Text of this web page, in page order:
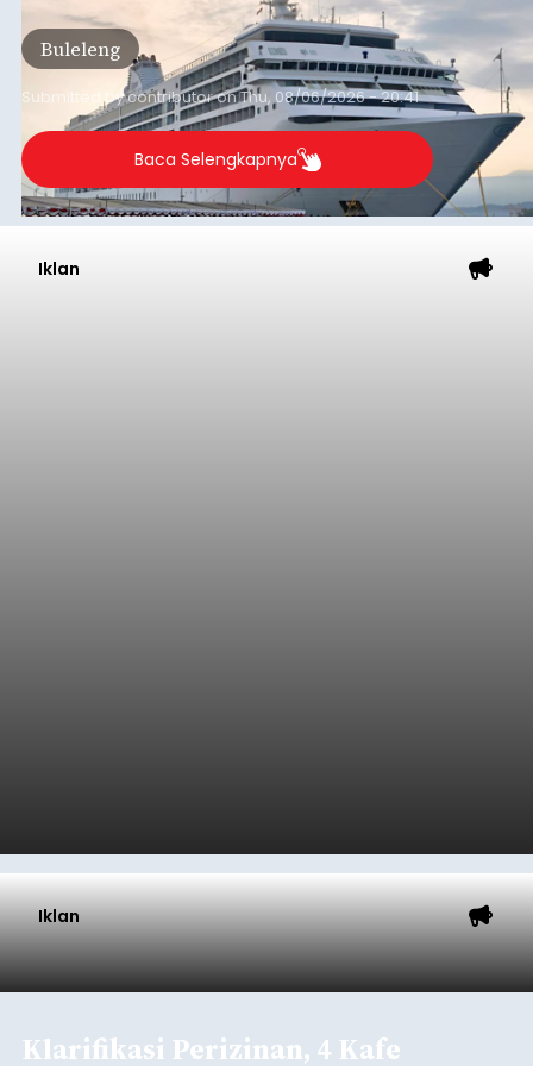
Tonnage (GT), atau tumbuh 12,4 persen
dibandingkan periode yang sama tahun lalu
yang tercatat sebesar 1,32 juta GT.
Buleleng
Submitted bycontributoronThu, 08/06/2026 - 20:41
Baca Selengkapnya
Iklan
Iklan
Klarifikasi Perizinan, 4 Kafe